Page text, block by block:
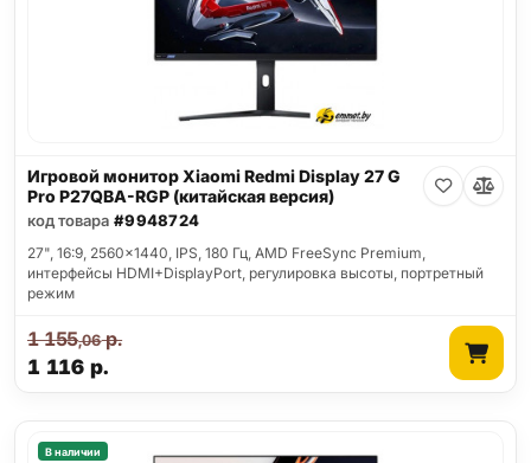
Игровой монитор Xiaomi Redmi Display 27 G
Pro P27QBA-RGP (китайская версия)
код товара #9948724
27", 16:9, 2560x1440, IPS, 180 Гц, AMD FreeSync Premium,
интерфейсы HDMI+DisplayPort, регулировка высоты, портретный
режим
1 116 р.
1 155,06р.
В наличии